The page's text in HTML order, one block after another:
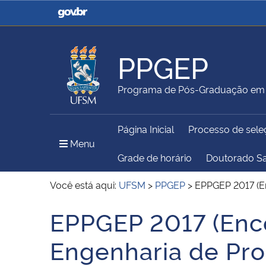
Casa Civil
Ministério da Justiça e
Ministério da Agricultura,
Pecuária e Abastecimento
Ministério da Educação
Ministério do Meio Ambiente
Institucional
PPGEP
Programa de Pós-Graduação
Menu
Página Inicial Processo de
Grade de horário Doutorado
Você está aqui: UFSM > PPGEP > EPPGEP 2017
Início do conteúdo
EPPGEP 2017
Engenharia de